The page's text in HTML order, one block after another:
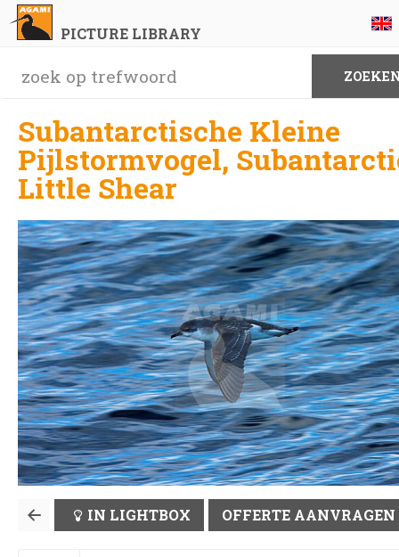
PICTURE LIBRARY
Subantarctische Kleine
Pijlstormvogel,
Little Shear
IN LIGHTBOX OFFERTE AANVRAGEN